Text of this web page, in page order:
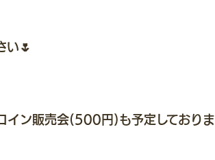
い🌷
イン販売会(500円)も予定しておりま